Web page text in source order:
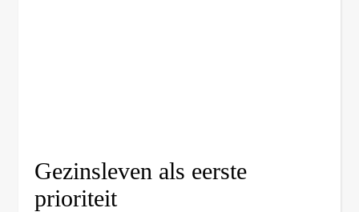
Gezinsleven als eerste
prioriteit